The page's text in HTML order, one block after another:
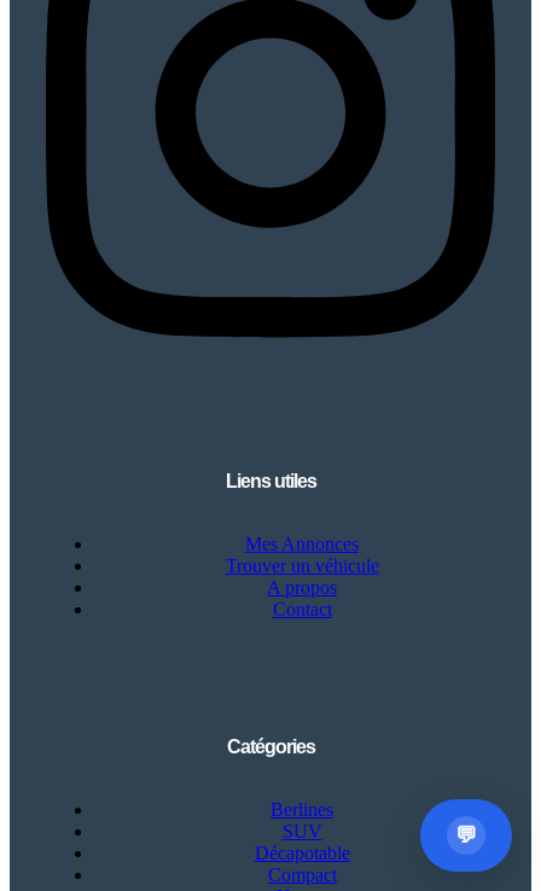
Liens utiles
Mes Annonces
Trouver un véhicule
A propos
Contact
Catégories
Berlines
SUV
Décapotable
Compact
Questions fréquentes
Comment mettre en vente mon véhicule ?
Alimenté parJokko
💬